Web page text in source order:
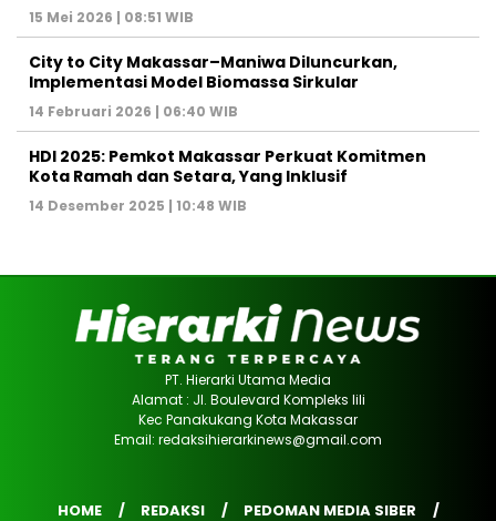
15 Mei 2026 | 08:51 WIB
City to City Makassar–Maniwa Diluncurkan,
Implementasi Model Biomassa Sirkular
14 Februari 2026 | 06:40 WIB
HDI 2025: Pemkot Makassar Perkuat Komitmen
Kota Ramah dan Setara, Yang Inklusif
14 Desember 2025 | 10:48 WIB
PT. Hierarki Utama Media
Alamat : Jl. Boulevard Kompleks lili
Kec Panakukang Kota Makassar
Email: redaksihierarkinews@gmail.com
HOME REDAKSI PEDOMAN MEDIA SIBER